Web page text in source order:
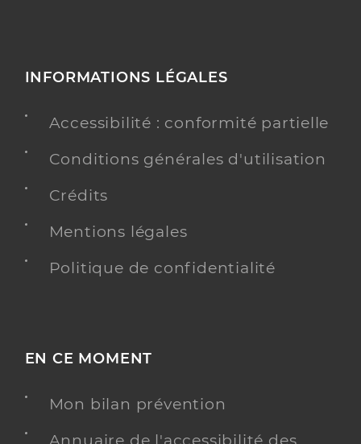
INFORMATIONS LÉGALES
Accessibilité : conformité partielle
Conditions générales d'utilisation
Crédits
Mentions légales
Politique de confidentialité
EN CE MOMENT
Mon bilan prévention